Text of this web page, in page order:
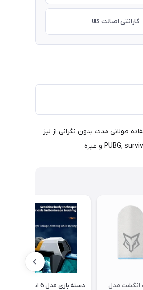
گارانتی اصالت کالا
مدت بدون نگرانی از لیز
انگشت مدل
دسته بازی مدل 6 انگشتی